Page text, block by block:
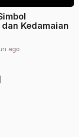
Kedamaian
ago